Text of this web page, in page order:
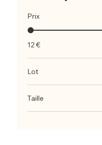
Prix
12 €
Lot
Lot de 10
Lot de 5
Taille
0-6 mois